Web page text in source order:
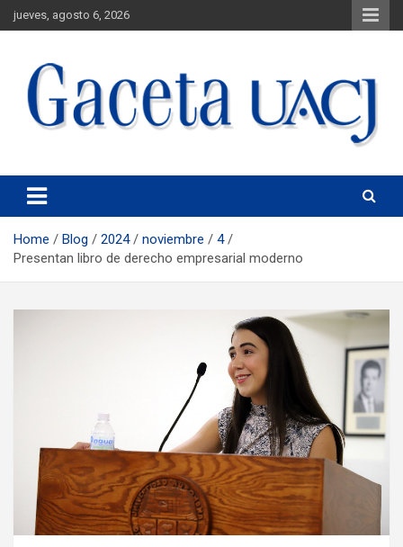
jueves, agosto 6, 2026
Gaceta UACJ
Home Blog 2024 noviembre
4
Presentan libro de derecho empresarial moderno